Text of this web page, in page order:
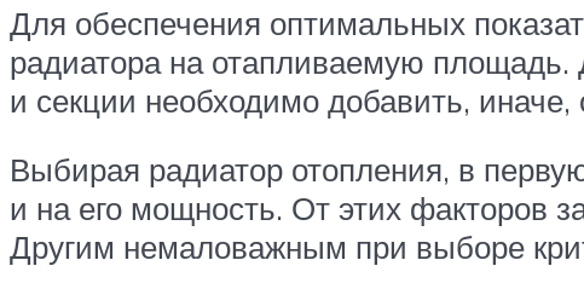
Для обеспечения оптимальных
радиатора на отапливаемую площадь.
и секции необходимо добавить,
Выбирая радиатор отопления, в
и на его мощность. От этих факторов
Другим немаловажным при выборе